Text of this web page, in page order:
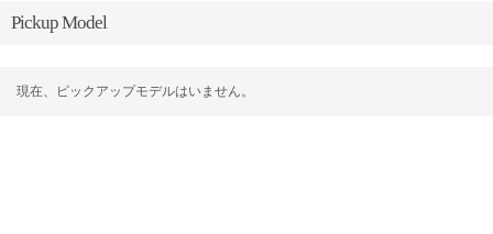
Pickup Model
現在、ピックアップモデルはいません。